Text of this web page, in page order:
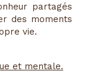
partagés
des moments
vie.
et mentale.